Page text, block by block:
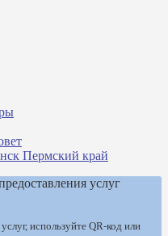
Пермский край
услуг
используйте QR-код или